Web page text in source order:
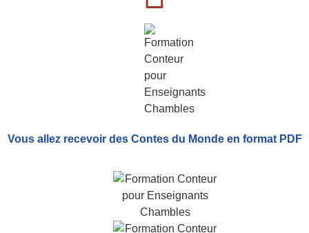
Vous allez recevoir des Contes du Monde en format PDF